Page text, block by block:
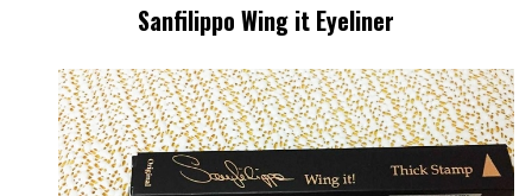
Sanfilippo Wing it Eyeliner